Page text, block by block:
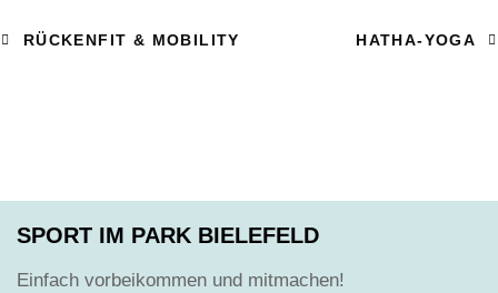
RÜCKENFIT & MOBILITY HATHA-YOGA
SPORT IM PARK BIELEFELD
Einfach vorbeikommen und mitmachen!